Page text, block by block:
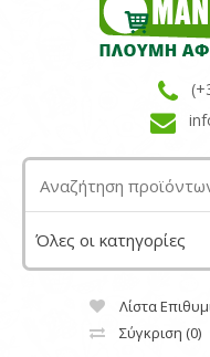
Λίστα
Σύγκριση (0)